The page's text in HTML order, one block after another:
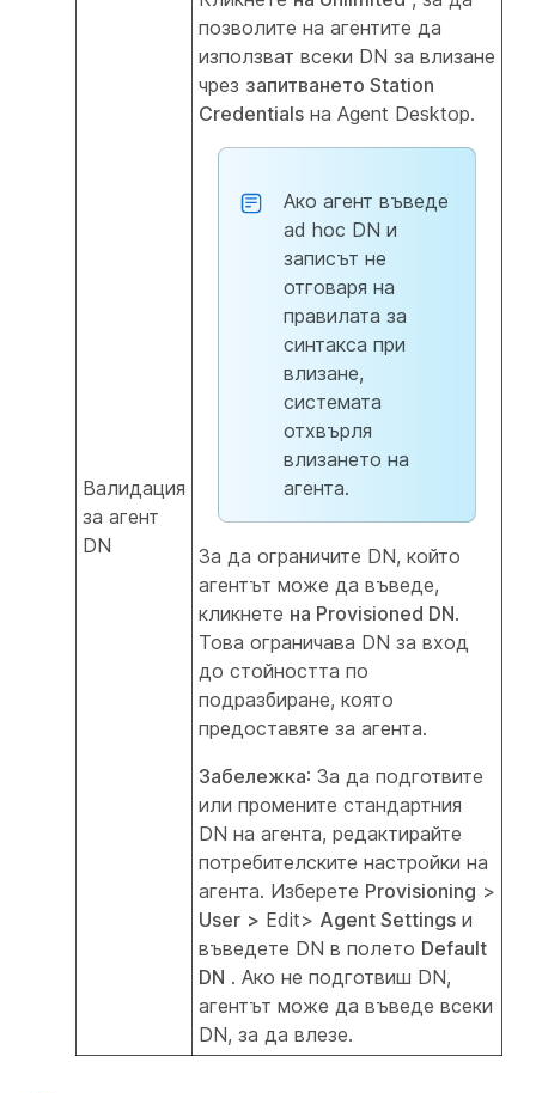
Валидация
за агент
DN
позволите на агентите да
използват всеки DN за влизане
чрез запитването Station
Credentials на Agent Desktop.
Ако агент въведе
ad hoc DN и
записът не
отговаря на
правилата за
синтакса при
влизане,
системата
отхвърля
влизането на
агента.
За да ограничите DN, който
агентът може да въведе,
кликнете на Provisioned DN.
Това ограничава DN за вход
до стойността по
подразбиране, която
предоставяте за агента.
Забележка: За да подготвите
или промените стандартния
DN на агента, редактирайте
потребителските настройки на
агента. Изберете Provisioning >
User > Edit> Agent Settings и
въведете DN в полето Default
DN . Ако не подготвиш DN,
агентът може да въведе всеки
DN, за да влезе.